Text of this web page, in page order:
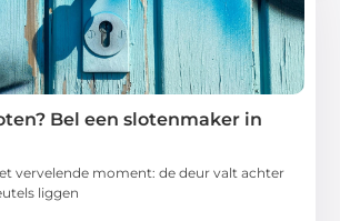
Bel een slotenmaker in
vervelende moment: de deur valt achter
liggen